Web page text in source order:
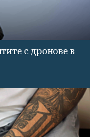
с дронове в